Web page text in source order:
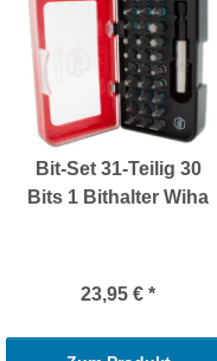
Bit-Set 31-Teilig 30
Bits 1 Bithalter Wiha
23,95 € *